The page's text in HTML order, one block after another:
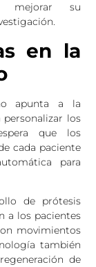
mejorar su
en la
apunta a la
los
que los
cada paciente
para
de prótesis
a los pacientes
movimientos
también
de